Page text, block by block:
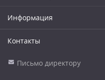
Информация
Контакты
Письмо директору